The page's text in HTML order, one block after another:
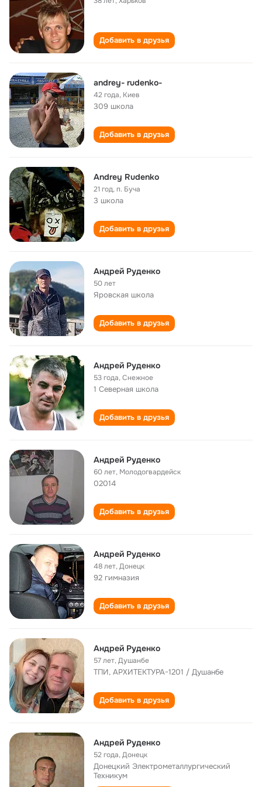
Добавить в друзья
andrey- rudenko-
42 года, Киев
309 школа
Добавить в друзья
Andrey Rudenko
21 год,п. Буча
3 школа
Добавить в друзья
Андрей Руденко
50 лет
Яровская школа
Добавить в друзья
Андрей Руденко
53 года,Снежное
1 Северная школа
Добавить в друзья
Андрей Руденко
60 лет, Молодогвардейск
02014
Добавить в друзья
Андрей Руденко
48 лет,Донецк
92 гимназия
Добавить в друзья
Андрей Руденко
57 лет,Душанбе
ТПИ, АРХИТЕКТУРА-1201 / Душанбе
Добавить в друзья
Андрей Руденко
52 года,Донецк
Донецкий Электрометаллургический
Техникум